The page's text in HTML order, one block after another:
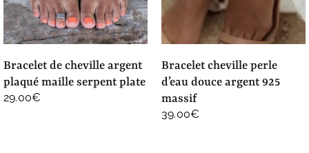
bracelet de cheville argent
plaqué maille serpent plate
29.00€
bracelet cheville perle
d’eau douce argent 925
massif
39.00€